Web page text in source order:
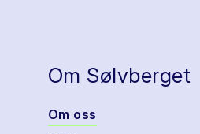
Om Sølvberget
Om oss